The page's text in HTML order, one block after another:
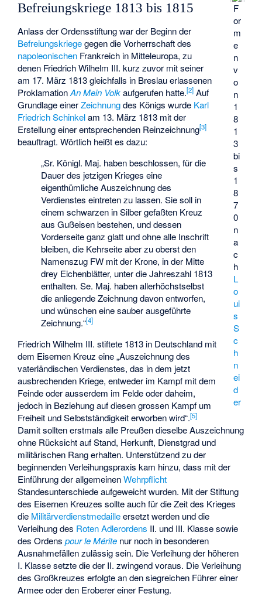
F
or
m
e
n
v
o
n
1
8
1
3
bi
s
1
8
7
0
n
a
c
h
L
o
ui
s
S
c
h
n
ei
d
er
Befreiungskriege 1813 bis 1815
Anlass der Ordensstiftung war der Beginn der
Befreiungskriegegegen die Vorherrschaft des
napoleonischen Frankreich in Mitteleuropa, zu
denen Friedrich Wilhelm III. kurz zuvor mit seiner
am 17. März 1813 gleichfalls in Breslau erlassenen
ProklamationAn Mein Volkaufgerufen hatte.[2] Auf
Grundlage einerZeichnungdes Königs wurde Karl
Friedrich Schinkelam 13. März 1813 mit der
Erstellung einer entsprechenden Reinzeichnung[3]
beauftragt. Wörtlich heißt es dazu:
„Sr. Königl. Maj. haben beschlossen, für die
Dauer des jetzigen Krieges eine
eigenthümliche Auszeichnung des
Verdienstes eintreten zu lassen. Sie soll in
einem schwarzen in Silber gefaßten Kreuz
aus Gußeisen bestehen, und dessen
Vorderseite ganz glatt und ohne alle Inschrift
bleiben, die Kehrseite aber zu oberst den
Namenszug FW mit der Krone, in der Mitte
drey Eichenblätter, unter die Jahreszahl 1813
enthalten. Se. Maj. haben allerhöchstselbst
die anliegende Zeichnung davon entworfen,
und wünschen eine sauber ausgeführte
Zeichnung.“[4]
Friedrich Wilhelm III. stiftete 1813 in Deutschland mit
dem Eisernen Kreuz eine „Auszeichnung des
vaterländischen Verdienstes, das in dem jetzt
ausbrechenden Kriege, entweder im Kampf mit dem
Feinde oder ausserdem im Felde oder daheim,
jedoch in Beziehung auf diesen grossen Kampf um
Freiheit und Selbstständigkeit erworben wird“.[5]
Damit sollten erstmals alle Preußen dieselbe Auszeichnung
ohne Rücksicht auf Stand, Herkunft, Dienstgrad und
militärischen Rang erhalten. Unterstützend zu der
beginnenden Verleihungspraxis kam hinzu, dass mit der
Einführung der allgemeinenWehrpflicht
Standesunterschiede aufgeweicht wurden. Mit der Stiftung
des Eisernen Kreuzes sollte auch für die Zeit des Krieges
die Militärverdienstmedailleersetzt werden und die
Verleihung des Roten Adlerordens II. und III. Klasse sowie
des Ordenspour le Mérite nur noch in besonderen
Ausnahmefällen zulässig sein. Die Verleihung der höheren
I. Klasse setzte die der II. zwingend voraus. Die Verleihung
des Großkreuzes erfolgte an den siegreichen Führer einer
Armee oder den Eroberer einer Festung.